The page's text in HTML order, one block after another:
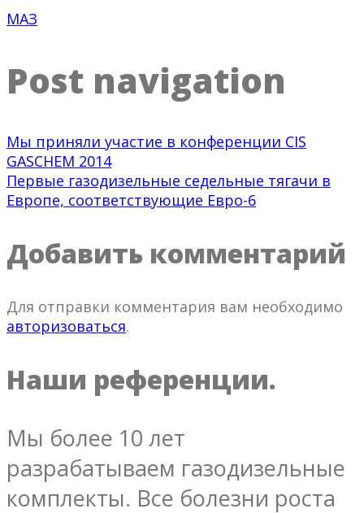
МАЗ
Post navigation
Мы приняли участие в конференции CIS
GASCHEM 2014
Первые газодизельные седельные тягачи в
Европе, соответствующие Евро-6
Добавить комментарий
Для отправки комментария вам необходимо
авторизоваться.
Наши референции.
Мы более 10 лет
разрабатываем газодизельные
комплекты. Все болезни роста